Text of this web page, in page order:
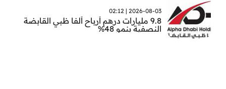
2026-08-03 | 02:12
9.8 مليارات درهم أرباح ألفا ظبي القابضة
النصفية بنمو 48%